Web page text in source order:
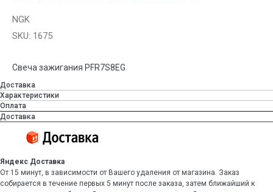
NGK
SKU: 1675
Свеча зажигания PFR7S8EG
Доставка
Характеристики
Оплата
Доставка
Яндекс Доставка
От 15 минут, в зависимости от Вашего удаления от магазина. Заказ
собирается в течение первых 5 минут после заказа, затем ближайший к